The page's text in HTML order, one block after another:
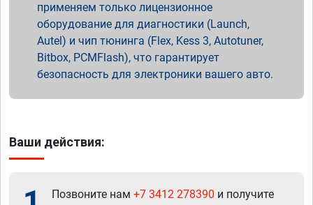
применяем только лицензионное
оборудование для диагностики (Launch,
Autel) и чип тюнинга (Flex, Kess 3, Autotuner,
Bitbox, PCMFlash), что гарантирует
безопасность для электроники вашего авто.
Ваши действия:
Позвоните нам +7 3412 278390 и получите